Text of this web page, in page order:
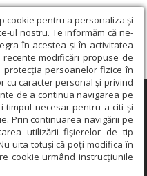
cookie pentru a personaliza și
ul nostru. Te informăm că ne-
în acestea și în activitatea
modificări propuse de
protecția persoanelor fizice în
cu caracter personal și privind
de a continua navigarea pe
timpul necesar pentru a citi și
Prin continuarea navigării pe
utilizării fişierelor de tip
uita totuși că poți modifica în
cookie urmând instrucțiunile
×